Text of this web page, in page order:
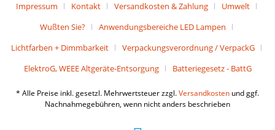
Impressum
Kontakt Versandkosten & Zahlung
Umwelt
Wußten Sie?
Anwendungsbereiche LED Lampen
Lichtfarben + Dimmbarkeit
Verpackungsverordnung / VerpackG
ElektroG, WEEE Altgeräte-Entsorgung
Batteriegesetz - BattG
* Alle Preise inkl. gesetzl. Mehrwertsteuer zzgl.Versandkosten und ggf.
Nachnahmegebühren, wenn nicht anders beschrieben